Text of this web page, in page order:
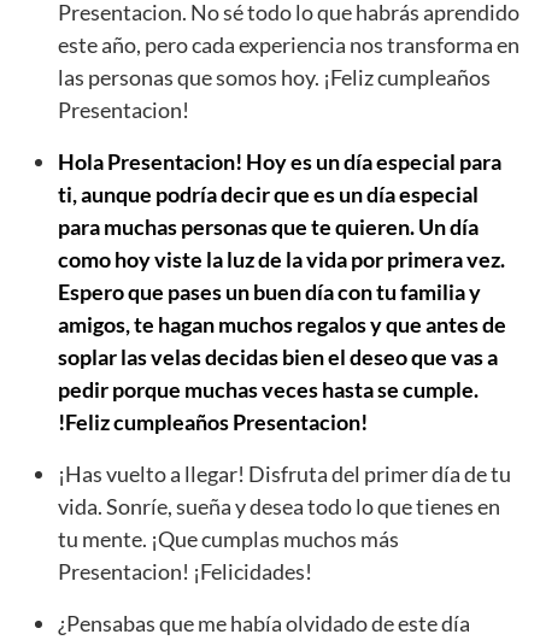
Presentacion. No sé todo lo que habrás aprendido
este año, pero cada experiencia nos transforma en
las personas que somos hoy. ¡Feliz cumpleaños
Presentacion!
Hola Presentacion! Hoy es un día especial para
ti, aunque podría decir que es un día especial
para muchas personas que te quieren. Un día
como hoy viste la luz de la vida por primera vez.
Espero que pases un buen día con tu familia y
amigos, te hagan muchos regalos y que antes de
soplar las velas decidas bien el deseo que vas a
pedir porque muchas veces hasta se cumple.
!Feliz cumpleaños Presentacion!
¡Has vuelto a llegar! Disfruta del primer día de tu
vida. Sonríe, sueña y desea todo lo que tienes en
tu mente. ¡Que cumplas muchos más
Presentacion! ¡Felicidades!
¿Pensabas que me había olvidado de este día